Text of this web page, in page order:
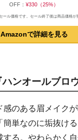
OFF： ¥330（25%）
ール価格です。セール終了後は商品価格が
Amazonで詳細を見る
ンオールブロウ
のある眉メイク
単なのに垢抜け
る。やわらかく